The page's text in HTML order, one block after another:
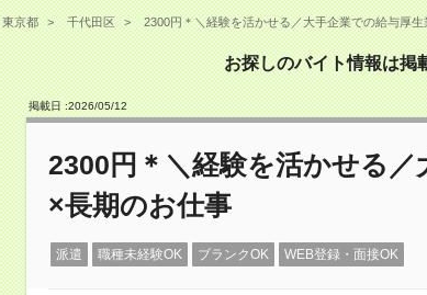
東京都 千代田区 2300円＊＼経験を活かせる／大手企業での給与厚
お探しのバイト情報は掲
掲載日 :2026/05/12
2300円＊＼経験を活かせる
×長期のお仕事
派遣 職種未経験OK ブランクOK WEB登録・面接OK